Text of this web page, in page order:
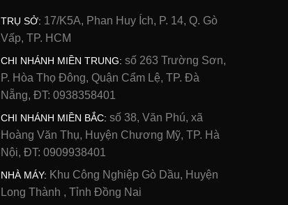
TRỤ SỞ: 17/K5A, Phan Huy Ích, P. 14, Q. Gò
Vấp, TP. HCM
CHI NHÁNH MIỀN TRUNG: số 263 Trường Sơn,
P. Hòa Thọ Đông, Quận Cẩm Lệ, TP. Đà
Nẵng, ĐT: 0938358401
CHI NHÁNH MIỀN BẮC: số 38, Văn Phú, xã
Hoàng Văn Thụ, Huyện Chương Mỹ, TP. Hà
Nội, ĐT: 0909938401
NHÀ MÁY: Khu Công Nghiệp Gò Dầu, Huyện
Long Thành , Tỉnh Đồng Nai